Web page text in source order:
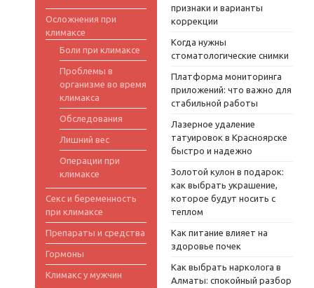
Осложнения при
климаксе
Боли при климаксе
Проблемы в
организме во время
климакса
Обследования
Лишний вес
Операции при
климаксе
Секс и беременность
при климаксе
Препараты и средства
Гормоны
Климакс у мужчин
признаки и варианты
коррекции
Когда нужны
стоматологические снимки
Платформа мониторинга
приложений: что важно для
стабильной работы
Лазерное удаление
татуировок в Красноярске
быстро и надежно
Золотой кулон в подарок:
как выбрать украшение,
которое будут носить с
теплом
Как питание влияет на
здоровье почек
Как выбрать нарколога в
Алматы: спокойный разбор